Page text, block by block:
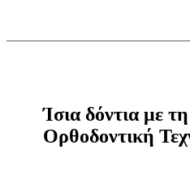
Ίσια δόντια με
Ορθοδοντική